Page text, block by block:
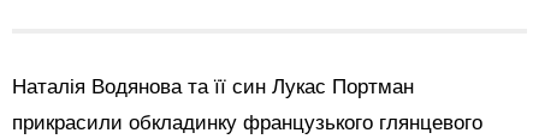
Наталія Водянова та її син Лукас Портман
прикрасили обкладинку французького глянцевого